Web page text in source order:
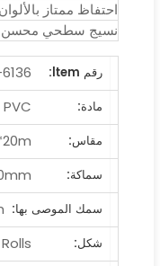
احتفاظ ممتاز
نسيج سطحي محسن
رقم ltem:
مادة:
PVC
مقاس:
سماكة:
سمك الموصى بها:
شكل:
Rolls